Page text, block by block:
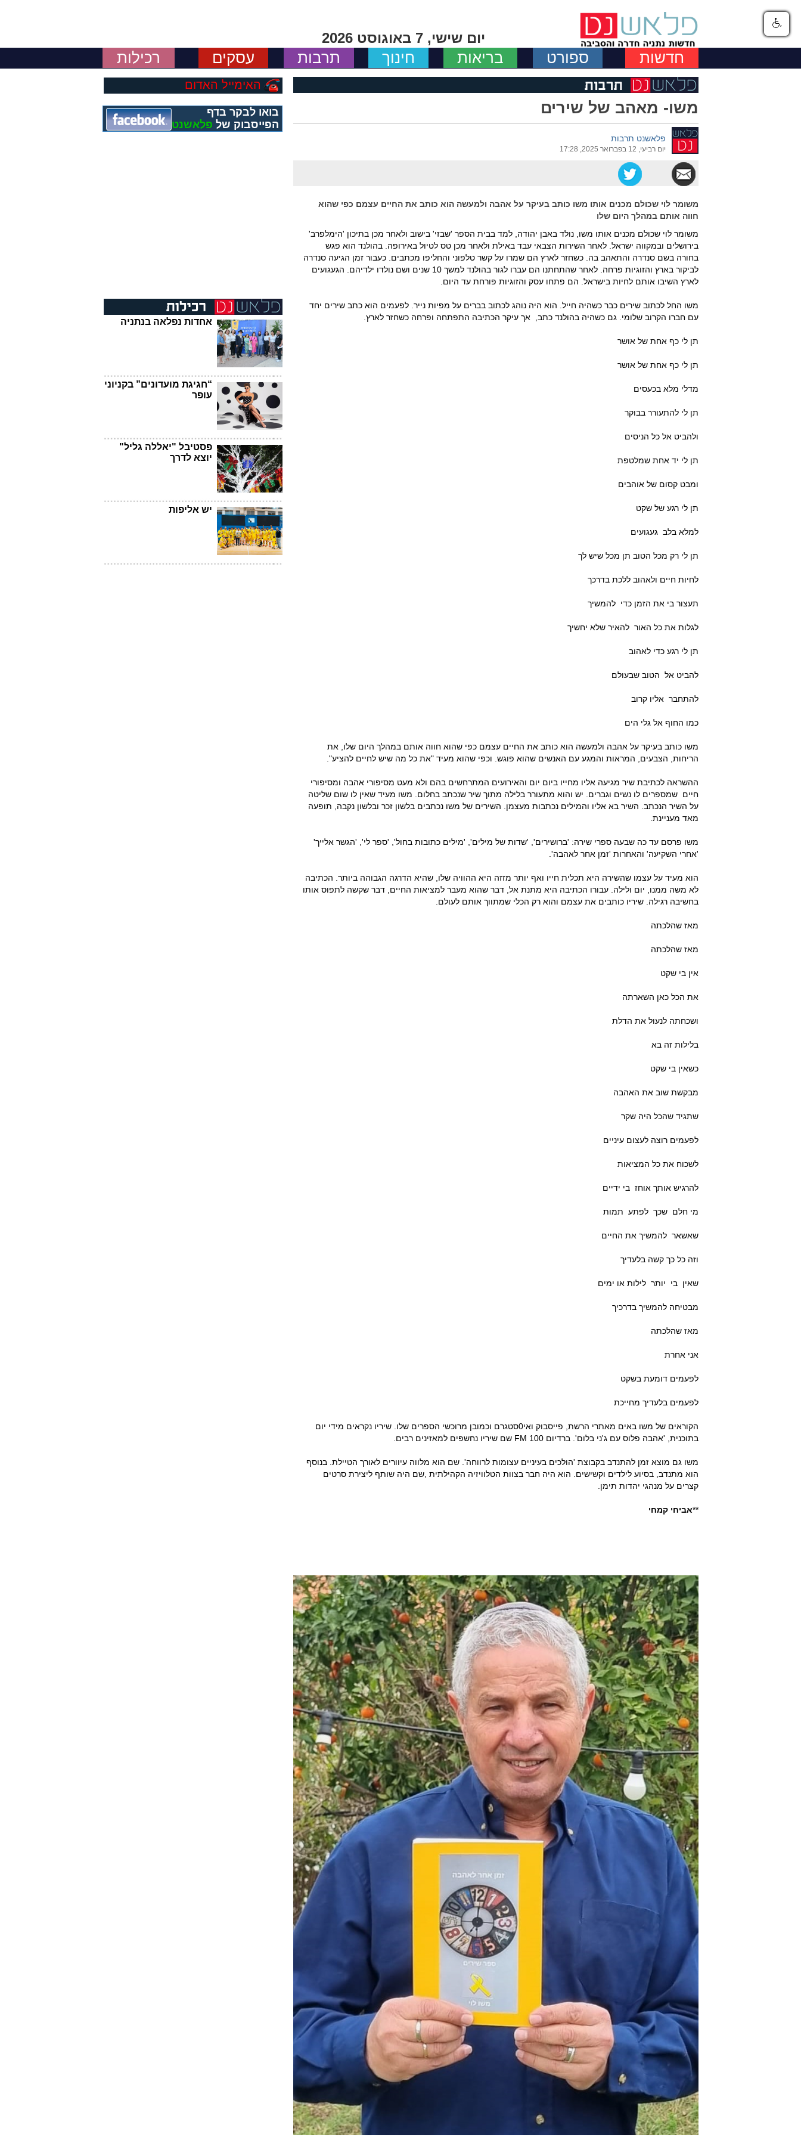
יום שישי, 7 באוגוסט 2026
חדשות ספורט בריאות חינוך תרבות עסקים רכילות
משו- מאהב של שירים
פלאשנט תרבות
יום רביעי, 12 בפברואר 2025, 17:28
משומר לוי שכולם מכנים אותו משו כותב בעיקר על אהבה ולמעשה הוא כותב את החיים עצמם כפי שהוא
חווה אותם במהלך היום שלו
משומר לוי שכולם מכנים אותו משו, נולד באבן יהודה, למד בבית הספר 'שבזי' בישוב ולאחר מכן בתיכון 'הימלפרב'
בירושלים ובמקווה ישראל. לאחר השירות הצבאי עבד באילת ולאחר מכן טס לטיול באירופה. בהולנד הוא פגש
בחורה בשם סנדרה והתאהב בה. כשחזר לארץ הם שמרו על קשר טלפוני והחליפו מכתבים. כעבור זמן הגיעה סנדרה
לביקור בארץ והזוגיות פרחה. לאחר שהתחתנו הם עברו לגור בהולנד למשך 10 שנים ושם נולדו ילדיהם. הגעגועים
לארץ השיבו אותם לחיות בישראל. הם פתחו עסק והזוגיות פורחת עד היום.
משו החל לכתוב שירים כבר כשהיה חייל. הוא היה נוהג לכתוב בברים על מפיות נייר. לפעמים הוא כתב שירים יחד
עם חברו הקרוב שלומי. גם כשהיה בהולנד כתב, אך עיקר הכתיבה התפתחה ופרחה כשחזר לארץ.
תן לי כף אחת של אושר
תן לי כף אחת של אושר
מדלי מלא בכעסים
תן לי להתעורר בבוקר
ולהביט אל כל הניסים
תן לי יד אחת שמלטפת
ומבט קסום של אוהבים
תן לי רגע של שקט
למלא בלב געגועים
תן לי רק מכל הטוב תן מכל שיש לך
לחיות חיים ולאהוב ללכת בדרכך
תעצור בי את הזמן כדי להמשיך
לגלות את כל האור להאיר שלא יחשיך
תן לי רגע כדי לאהוב
להביט אל הטוב שבעולם
להתחבר אליו קרוב
כמו החוף אל גלי הים
משו כותב בעיקר על אהבה ולמעשה הוא כותב את החיים עצמם כפי שהוא חווה אותם במהלך היום שלו, את
הריחות, הצבעים, המראות והמגע עם האנשים שהוא פוגש. וכפי שהוא מעיד "את כל מה שיש לחיים להציע".
ההשראה לכתיבת שיר מגיעה אליו מחייו ביום יום והאירועים המתרחשים בהם ולא מעט מסיפורי אהבה ומסיפורי
חיים שמספרים לו נשים וגברים. יש והוא מתעורר בלילה מתוך שיר שנכתב בחלום. משו מעיד שאין לו שום שליטה
על השיר הנכתב. השיר בא אליו והמילים נכתבות מעצמן. השירים של משו נכתבים בלשון זכר ובלשון נקבה, תופעה
מאד מעניינת.
משו פרסם עד כה שבעה ספרי שירה: 'ברושירים', 'שדות של מילים', 'מילים כתובות בחול', 'ספר לי', 'הגשר אלייך'
'אחרי השקיעה' והאחרות 'זמן אחר לאהבה'.
הוא מעיד על עצמו שהשירה היא תכלית חייו ואף יותר מזזה היא ההוויה שלו, שהיא הדרגה הגבוהה ביותר. הכתיבה
לא משה ממנו, יום ולילה. עבורו הכתיבה היא מתנת אל, דבר שהוא מעבר למציאות החיים, דבר שקשה לתפוס אותו
בחשיבה רגילה. שיריו כותבים את עצמם והוא רק הכלי שמתווך אותם לעולם.
מאז שהלכתה
מאז שהלכתה
אין בי שקט
את הכל כאן השארתה
ושכחתה לנעול את הדלת
בלילות זה בא
כשאין בי שקט
מבקשת שוב את האהבה
שתגיד שהכל היה שקר
לפעמים רוצה לעצום עיניים
לשכוח את כל המציאות
להרגיש אותך אוחז בי ידיים
מי חלם שכך לפתע תמות
שאשאר להמשיך את החיים
וזה כל כך קשה בלעדיך
שאין בי יותר לילות או ימים
מבטיחה להמשיך בדרכיך
מאז שהלכתה
אני אחרת
לפעמים דומעת בשקט
לפעמים בלעדיך מחייכת
הקוראים של משו באים מאתרי הרשת, פייסבוק ואי0סטגרם וכמובן מרוכשי הספרים שלו. שיריו נקראים מידי יום
בתוכנית, 'אהבה פלוס עם ג'ני בלום'. ברדיום 100 FM שם שיריו נחשפים למאזינים רבים.
משו גם מוצא זמן להתנדב בקבוצת 'הולכים בעיניים עצומות לרווחה'. שם הוא מלווה עיוורים לאורך הטיילת. בנוסף
הוא מתנדב, בסיוע לילדים וקשישים. הוא היה חבר בצוות הטלוויזיה הקהילתית ,שם היה שותף ליצירת סרטים
קצרים על מנהגי יהדות תימן.
**אביחי קמחי
האימייל האדום
בואו לבקר בדף
הפייסבוק של פלאשנט
אחדות נפלאה בנתניה
“חגיגת מועדונים” בקניוני
עופר
פסטיבל "יאללה גליל"
יוצא לדרך
יש אליפות